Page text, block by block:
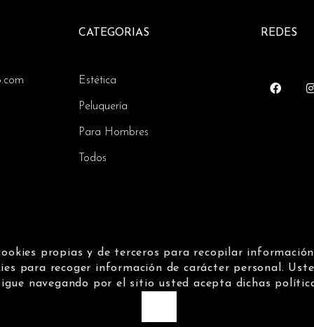
CATEGORIAS
Estética
Peluquería
Para Hombres
Todos
REDES
GREMIO REINOSO|Devoluciones y Reembolsos|
propias y de terceros para recopilar
para recoger información de carácter personal.
navegando por el sitio usted acepta dichas